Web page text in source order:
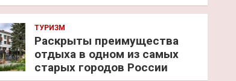
ТУРИЗМ
Раскрыты преимущества
отдыха в одном из самых
старых городов России